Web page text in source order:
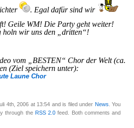
. Egal dafür sind wir
Geile WM! Die Party geht weiter!
holn wir uns den „dritten“!
vom „BESTEN“ Chor der Welt (ca.
(Ziel speichern unter):
Laune Chor
4th, 2006 at 13:54 and is filed under News . You
through the RSS 2.0 feed. Both comments and